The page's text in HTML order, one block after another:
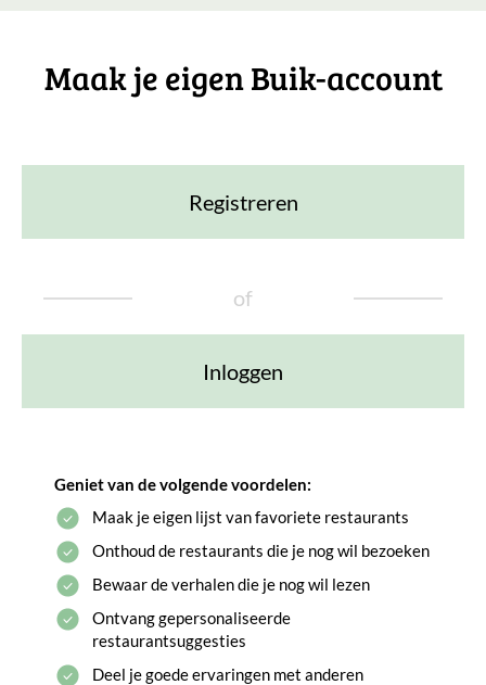
Maak je eigen Buik-account
Registreren
of
Inloggen
Geniet van de volgende voordelen:
Maak je eigen lijst van favoriete restaurants
Onthoud de restaurants die je nog wil bezoeken
Bewaar de verhalen die je nog wil lezen
Ontvang gepersonaliseerde
restaurantsuggesties
Deel je goede ervaringen met anderen